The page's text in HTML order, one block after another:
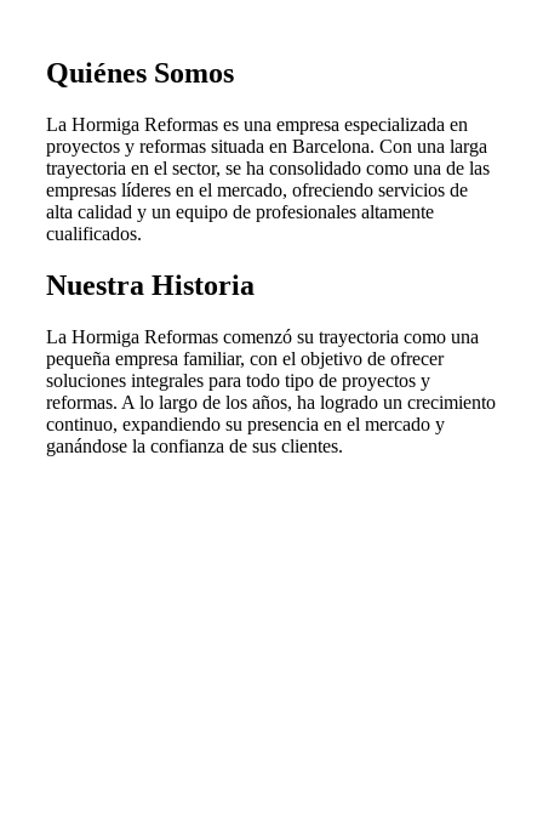
Quiénes Somos
La Hormiga Reformas es una empresa especializada en
proyectos y reformas situada en Barcelona. Con una larga
trayectoria en el sector, se ha consolidado como una de las
empresas líderes en el mercado, ofreciendo servicios de
alta calidad y un equipo de profesionales altamente
cualificados.
Nuestra Historia
La Hormiga Reformas comenzó su trayectoria como una
pequeña empresa familiar, con el objetivo de ofrecer
soluciones integrales para todo tipo de proyectos y
reformas. A lo largo de los años, ha logrado un crecimiento
continuo, expandiendo su presencia en el mercado y
ganándose la confianza de sus clientes.